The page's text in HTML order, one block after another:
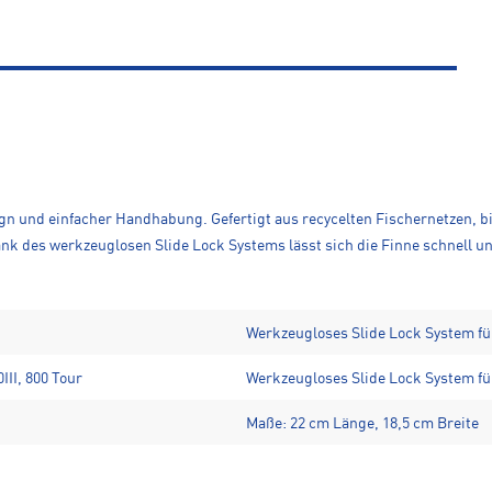
und einfacher Handhabung. Gefertigt aus recycelten Fischernetzen,
des werkzeuglosen Slide Lock Systems lässt sich die Finne schnell
Werkzeugloses Slide Lock System
800 Tour Werkzeugloses Slide Lock System
Maße: 22 cm Länge, 18,5 cm Breite